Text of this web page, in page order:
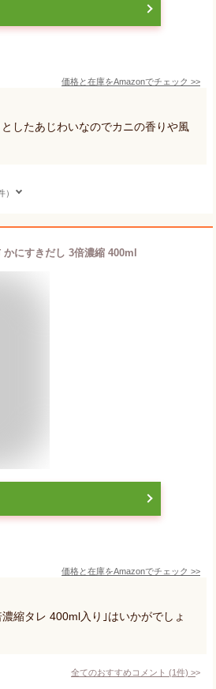
価格と在庫をAmazonでチェック >>
したあじわいなのでカニの香りや風
にすきだし 3倍濃縮 400ml
価格と在庫をAmazonでチェック >>
縮タレ 400ml入り｣はいかがでしょ
全てのおすすめコメント (1件) >